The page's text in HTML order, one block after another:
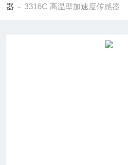
器 -3316C 高温型加速度传感器